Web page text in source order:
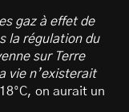
gaz à effet de
la régulation du
sur Terre
vie n’existerait
on aurait un